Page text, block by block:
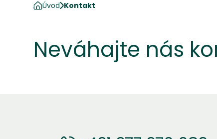
Úvod Kontakt
Neváhajte nás